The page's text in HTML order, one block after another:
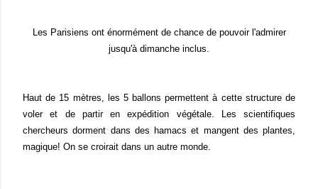
Les Parisiens ont énormément de chance de pouvoir l'admirer
jusqu'à dimanche inclus.
Haut de 15 mètres, les 5 ballons permettent à cette structure de
voler et de partir en expédition végétale. Les scientifiques
chercheurs dorment dans des hamacs et mangent des plantes,
magique! On se croirait dans un autre monde.